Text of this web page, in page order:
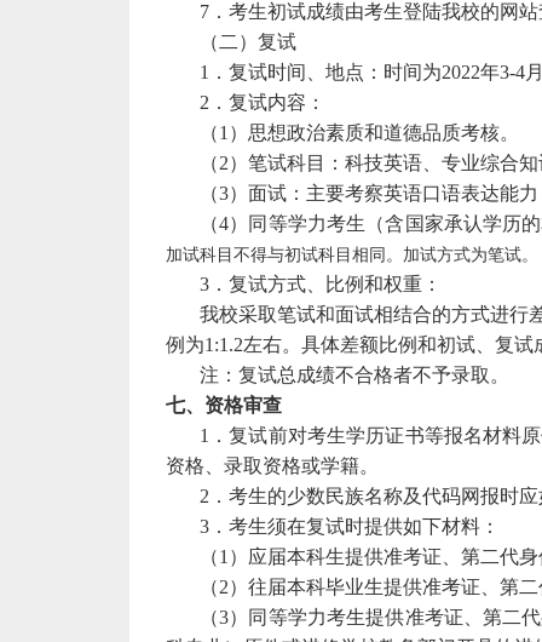
7．考生初试成绩由考生登陆我校的网
（二）复试
1．复试时间、地点：时间为2022年3-4
2．复试内容：
（1）思想政治素质和道德品质考核。
（2）笔试科目：科技英语、专业综合
（3）面试：主要考察英语口语表达能
（4）同等学力考生（含国家承认学历
加试科目不得与初试科目相同。加试方式为笔试。
3．复试方式、比例和权重：
我校采取笔试和面试相结合的方式进行
例为1:1.2左右。具体差额比例和初试、复
注：复试总成绩不合格者不予录取。
七、资格审查
1．复试前对考生学历证书等报名材料
资格、录取资格或学籍。
2．考生的少数民族名称及代码网报时
3．考生须在复试时提供如下材料：
（1）应届本科生提供准考证、第二代
（2）往届本科毕业生提供准考证、第
（3）同等学力考生提供准考证、第二